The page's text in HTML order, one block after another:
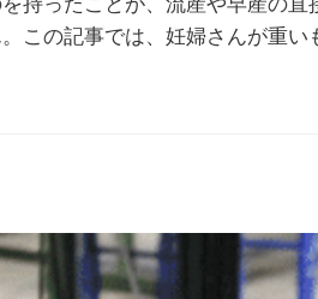
この記事では、妊婦さんが重